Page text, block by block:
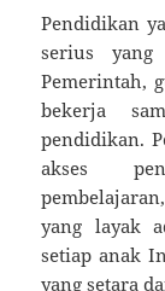
Pendidikan
serius yang
Pemerintah,
bekerja
pendidikan.
akses
yang layak
setiap anak
yang setara